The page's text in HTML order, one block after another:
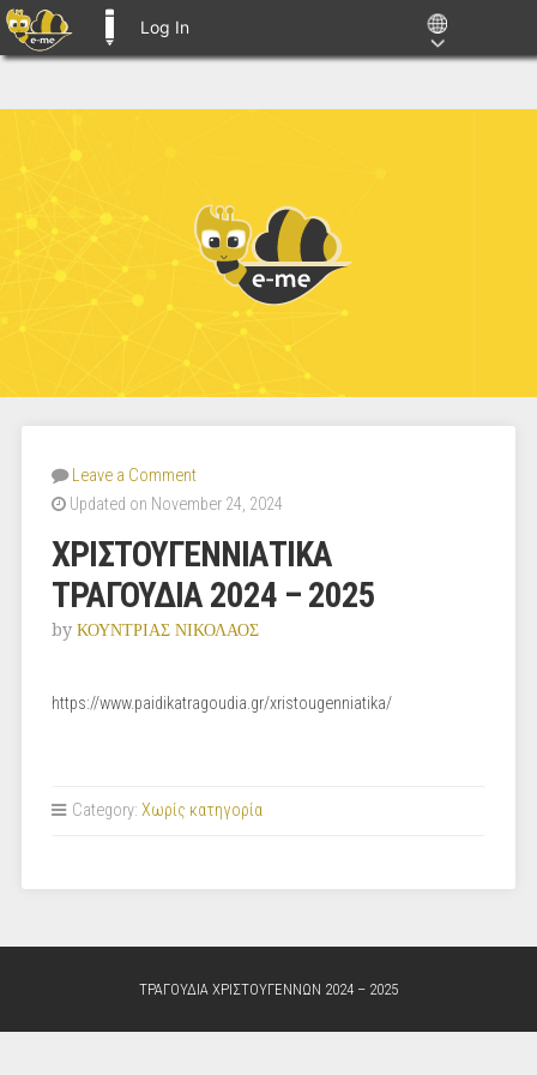
Log In
Leave a Comment
Updated on November 24, 2024
ΧΡΙΣΤΟΥΓΕΝΝΙΑΤΙΚΑ
ΤΡΑΓΟΥΔΙΑ 2024 – 2025
by ΚΟΥΝΤΡΙΑΣ ΝΙΚΟΛΑΟΣ
https://www.paidikatragoudia.gr/xristougenniatika/
Category: Χωρίς κατηγορία
ΤΡΑΓΟΥΔΙΑ ΧΡΙΣΤΟΥΓΕΝΝΩΝ 2024 – 2025